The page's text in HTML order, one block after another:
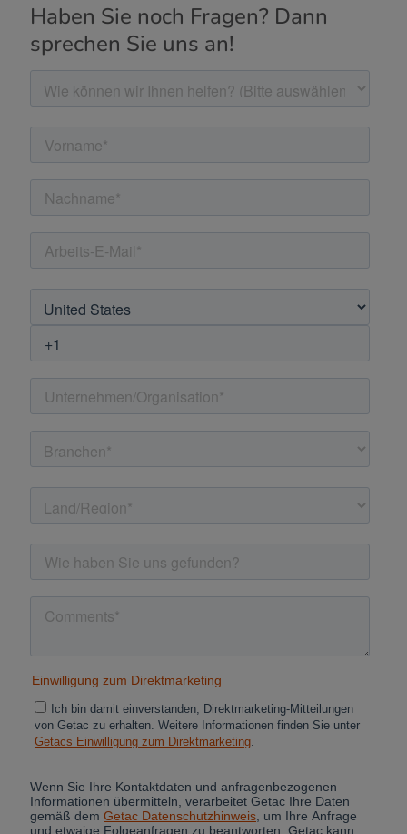
Haben Sie noch Fragen? Dann
sprechen Sie uns an!